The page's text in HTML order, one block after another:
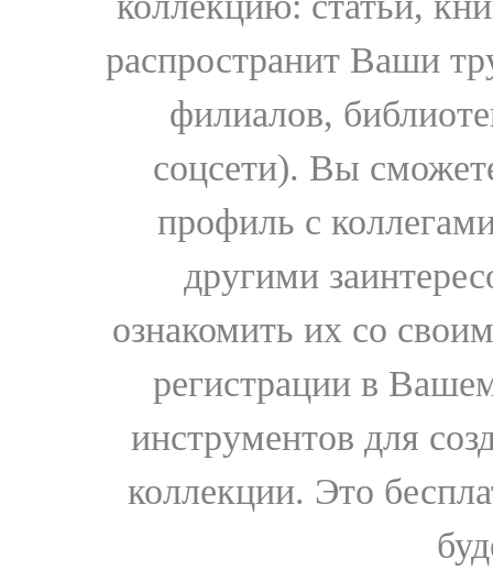
распространит Ваши
филиалов,
соцсети). Вы
профиль с
другими
ознакомить их со
регистрации в
инструментов для
коллекции. Это